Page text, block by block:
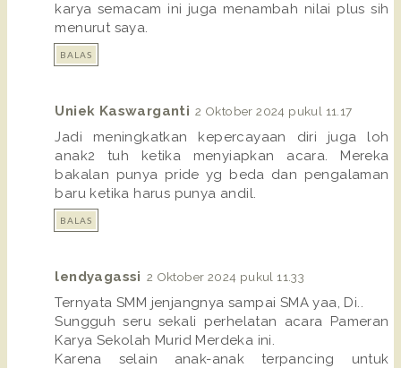
karya semacam ini juga menambah nilai plus sih
menurut saya.
BALAS
Uniek Kaswarganti 2 Oktober 2024 pukul 11.17
Jadi meningkatkan kepercayaan diri juga loh
anak2 tuh ketika menyiapkan acara. Mereka
bakalan punya pride yg beda dan pengalaman
baru ketika harus punya andil.
BALAS
lendyagassi 2 Oktober 2024 pukul 11.33
Ternyata SMM jenjangnya sampai SMA yaa, Di..
Sungguh seru sekali perhelatan acara Pameran
Karya Sekolah Murid Merdeka ini.
Karena selain anak-anak terpancing untuk